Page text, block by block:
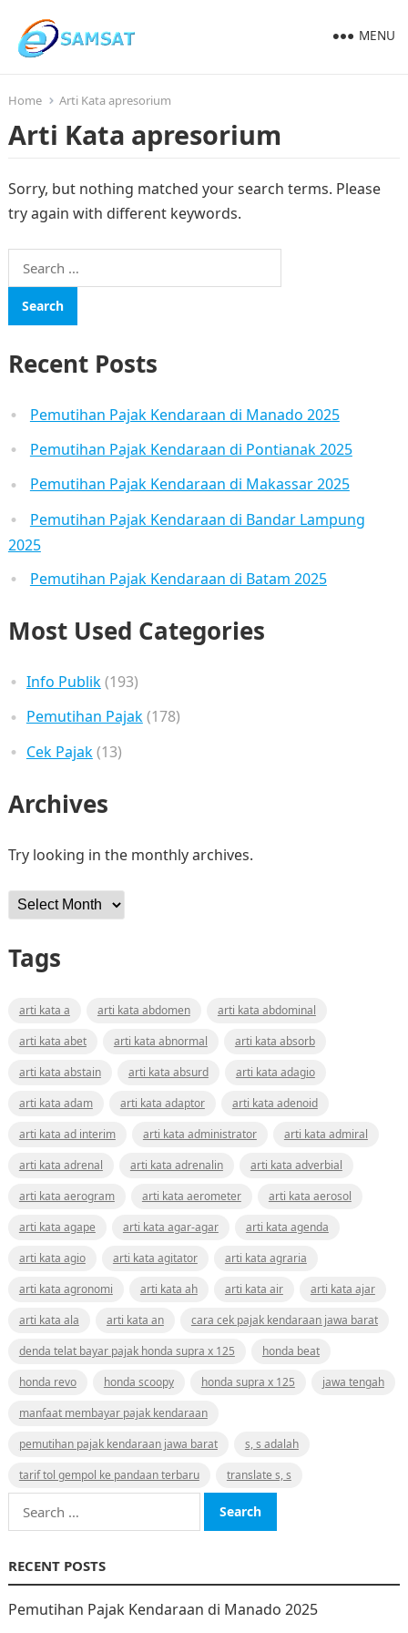
MENU
Home Arti Kata apresorium
Arti Kata apresorium
Sorry, but nothing matched your search terms. Please
try again with different keywords.
Search
for:
Recent Posts
Pemutihan Pajak Kendaraan di Manado 2025
Pemutihan Pajak Kendaraan di Pontianak 2025
Pemutihan Pajak Kendaraan di Makassar 2025
Pemutihan Pajak Kendaraan di Bandar Lampung
2025
Pemutihan Pajak Kendaraan di Batam 2025
Most Used Categories
Info Publik(193)
Pemutihan Pajak(178)
Cek Pajak(13)
Archives
Try looking in the monthly archives.
Archives
Tags
arti kata a arti kata abdomen
arti kata abdominal
arti kata abet
arti kata abnormal
arti kata absorb
arti kata abstain
arti kata absurd
arti kata adagio
arti kata adam
arti kata adaptor
arti kata adenoid
arti kata ad interim
arti kata administrator
arti kata admiral
arti kata adrenal
arti kata adrenalin
arti kata adverbial
arti kata aerogram
arti kata aerometer
arti kata aerosol
arti kata agape
arti kata agar-agar
arti kata agenda
arti kata agio
arti kata agitator
arti kata agraria
arti kata agronomi
arti kata ah arti kata air
arti kata ajar
arti kata ala
arti kata an
cara cek pajak kendaraan jawa barat
denda telat bayar pajak honda supra x 125
honda beat
honda revo
honda scoopy honda supra x 125
jawa tengah
manfaat membayar pajak kendaraan
pemutihan pajak kendaraan jawa barat
s, s adalah
tarif tol gempol ke pandaan terbaru
translate s, s
Search
for:
RECENT POSTS
Pemutihan Pajak Kendaraan di Manado 2025